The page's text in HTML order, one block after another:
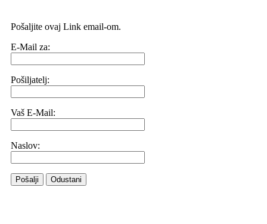
Pošaljite ovaj Link email-om.
E-Mail za:
Pošiljatelj:
Vaš E-Mail:
Naslov:
Pošalji Odustani